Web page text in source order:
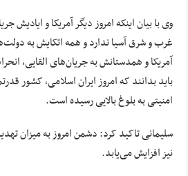
وی با بیان اینکه امروز دیگر آمریکا و ایادیش
غرب و شرق آسیا ندارد و همه اتکایش به
آمریکا و همدستانش به جریان‌های القایی،
باید بدانند که امروز ایران اسلامی، کشور
امنیتی به بلوغ بالایی رسیده است.
سلیمانی تاکید کرد: دشمن امروز به میزان
نیز افزایش می‌یابد.